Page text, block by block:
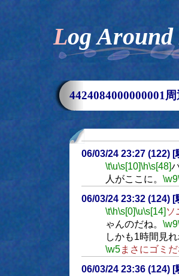
Log
4424084000000001
06/03/24 23:27 (122) [
\t\u\s[10]\h\s[48]
人がここに。 \w9
06/03/24 23:32 (124) [
\t\h\s[0]\u\s[14] ソ
ゃんのだね。 \w9
しかも1時間見
\w5まさにゴミだ
06/03/24 23:36 (124) [